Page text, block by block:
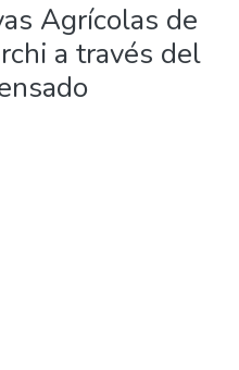
Agrícolas de
a través del